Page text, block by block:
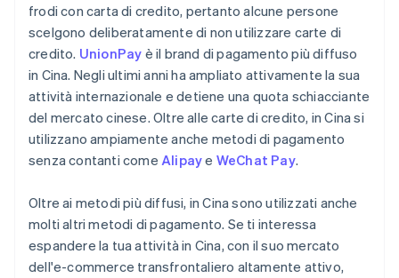
frodi con carta di credito, pertanto alcune persone
scelgono deliberatamente di non utilizzare carte di
credito. UnionPay è il brand di pagamento più diffuso
in Cina. Negli ultimi anni ha ampliato attivamente la sua
attività internazionale e detiene una quota schiacciante
del mercato cinese. Oltre alle carte di credito, in Cina si
utilizzano ampiamente anche metodi di pagamento
senza contanti come Alipaye WeChat Pay.
Oltre ai metodi più diffusi, in Cina sono utilizzati anche
molti altri metodi di pagamento. Se ti interessa
espandere la tua attività in Cina, con il suo mercato
dell'e-commerce transfrontaliero altamente attivo,